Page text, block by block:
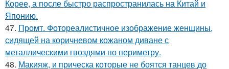
Корее, а после быстро распространилась на Китай и
Японию.
47. Промт. Фотореалистичное изображение женщины,
сидящей на коричневом кожаном диване с
металлическими гвоздями по периметру.
48. Макияж, и прическа которые не боятся танцев до